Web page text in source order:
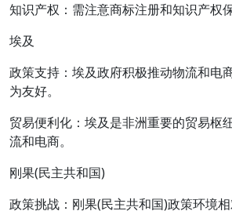
知识产权：需注意商标注册和知识产权保
埃及
政策支持：埃及政府积极推动物流和电
为友好。
贸易便利化：埃及是非洲重要的贸易枢
流和电商。
刚果(民主共和国)
政策挑战：刚果(民主共和国)政策环境